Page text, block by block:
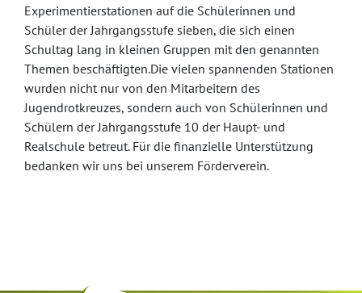
Experimentierstationen auf die Schülerinnen und
Schüler der Jahrgangsstufe sieben, die sich einen
Schultag lang in kleinen Gruppen mit den genannten
Themen beschäftigten.Die vielen spannenden Stationen
wurden nicht nur von den Mitarbeitern des
Jugendrotkreuzes, sondern auch von Schülerinnen und
Schülern der Jahrgangsstufe 10 der Haupt- und
Realschule betreut. Für die finanzielle Unterstützung
bedanken wir uns bei unserem Förderverein.